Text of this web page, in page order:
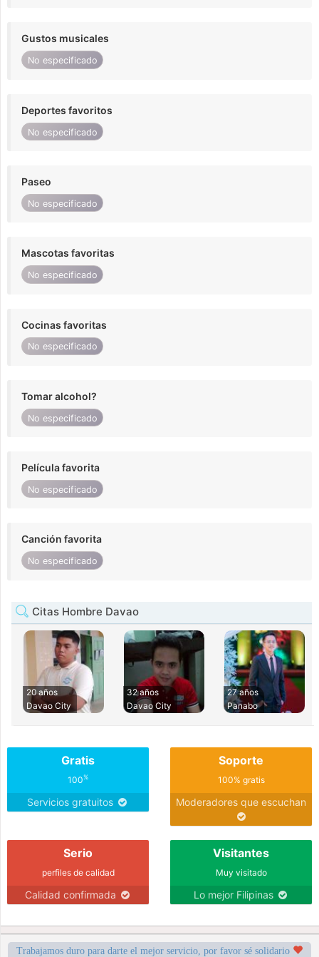
Gustos musicales
No especificado
Deportes favoritos
No especificado
Paseo
No especificado
Mascotas favoritas
No especificado
Cocinas favoritas
No especificado
Tomar alcohol?
No especificado
Película favorita
No especificado
Canción favorita
No especificado
Citas Hombre Davao
20 años
Davao City
32 años
Davao City
27 años
Panabo
Gratis
100%
Servicios gratuitos
Soporte
100% gratis
Moderadores que escuchan
Serio
perfiles de calidad
Calidad confirmada
Visitantes
Muy visitado
Lo mejor Filipinas
Trabajamos duro para darte el mejor servicio, por favor sé solidario